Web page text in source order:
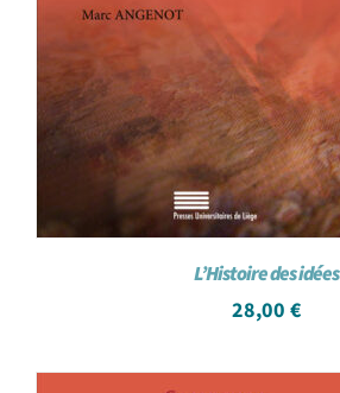
L’Histoire des idées
28,00 €